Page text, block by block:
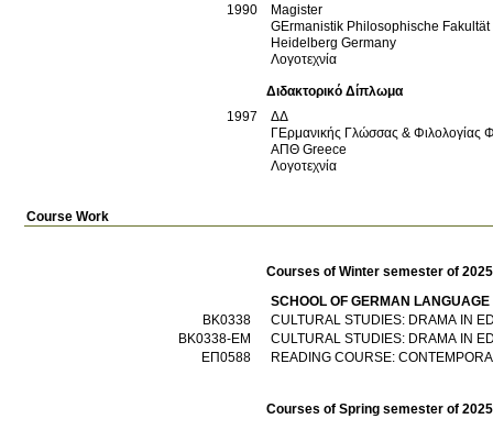
1990
Magister
GErmanistik Philosophische Fakultät
Heidelberg Germany
Λογοτεχνία
Διδακτορικό Δίπλωμα
1997
ΔΔ
ΓΕρμανικής Γλώσσας & Φιλολογίας
ΑΠΘ Greece
Λογοτεχνία
Course Work
Courses of Winter semester of
SCHOOL OF GERMAN
ΒΚ0338
CULTURAL STUDIES: DRAMA IN
ΒΚ0338-ΕΜ
CULTURAL STUDIES: DRAMA IN
ΕΠ0588
READING COURSE:
Courses of Spring semester of